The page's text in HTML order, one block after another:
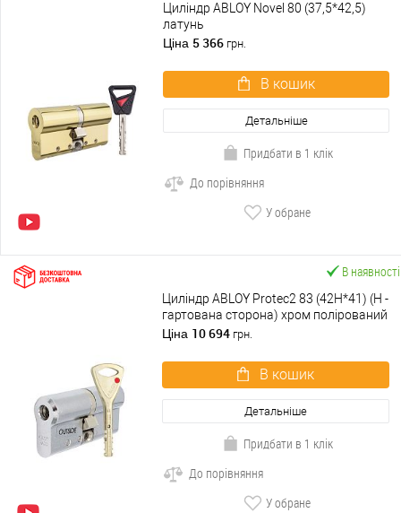
Циліндр ABLOY Novel 80 (37,5*42,5)
латунь
Ціна 5 366 грн.
В кошик
Детальніше
Придбати в 1 клік
До порівняння
У обране
В наявності
Циліндр ABLOY Protec2 83 (42H*41) (H -
гартована сторона) хром полірований
Ціна 10 694 грн.
В кошик
Детальніше
Придбати в 1 клік
До порівняння
У обране